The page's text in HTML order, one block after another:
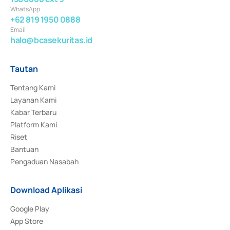
WhatsApp
+62 819 1950 0888
Email
halo@bcasekuritas.id
Tautan
Tentang Kami
Layanan Kami
Kabar Terbaru
Platform Kami
Riset
Bantuan
Pengaduan Nasabah
Download Aplikasi
Google Play
App Store